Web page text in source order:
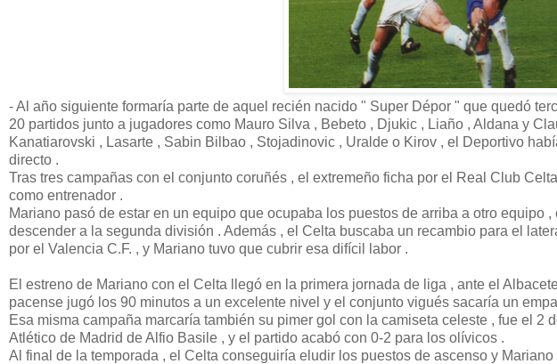
- Al año siguiente formaría parte de aquel recién nacido " Super Dépor " que quedó
20 partidos junto a jugadores como Mauro Silva , Bebeto , Djukic , Liaño , Aldana y
Kanatiarovski , Lasarte , Sabin Bilbao , Stojadinovic , Uralde o Kirov , el Deportivo
directo .
Tras tres campañas con el conjunto coruñés , el extremeño ficha por el Real Club
como entrenador .
Mariano pasó de estar en un equipo que ocupaba los puestos de arriba a otro equipo
descender a la segunda división . Además , el Celta buscaba un recambio para el
por el Valencia C.F. , y Mariano tuvo que cubrir esa difícil labor .
El estreno de Mariano con el Celta llegó en la primera jornada de liga , ante el
pacense jugó los 90 minutos a un excelente nivel y el conjunto vigués sacaría un
Esa misma campaña marcaría también su pimer gol con la camiseta celeste , fue el 2
Atlético de Madrid de Alfio Basile , y el partido acabó con 0-2 para los olívicos .
Al final de la temporada , el Celta conseguiría eludir los puestos de ascenso y